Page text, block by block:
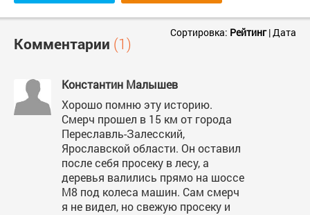
Комментарии (1)
Сортировка: Рейтинг|Дата
Константин Малышев
Хорошо помню эту историю.
Смерч прошел в 15 км от города
Переславль-Залесский,
Ярославской области. Он оставил
после себя просеку в лесу, а
деревья валились прямо на шоссе
М8 под колеса машин. Сам смерч
я не видел, но свежую просеку и